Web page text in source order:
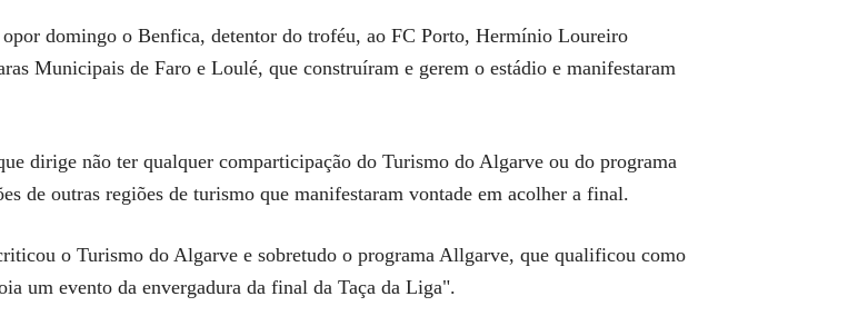
domingo o Benfica, detentor do troféu, ao FC Porto, Hermínio Loureiro
Municipais de Faro e Loulé, que construíram e gerem o estádio e manifestaram
dirige não ter qualquer comparticipação do Turismo do Algarve ou do programa
de outras regiões de turismo que manifestaram vontade em acolher a final.
o Turismo do Algarve e sobretudo o programa Allgarve, que qualificou como
um evento da envergadura da final da Taça da Liga".